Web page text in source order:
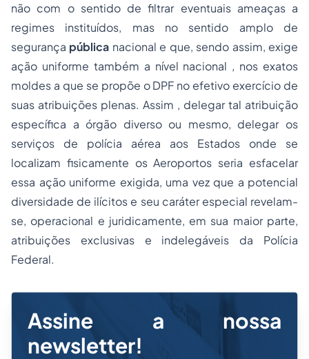
não com o sentido de filtrar eventuais ameaças a
regimes instituídos, mas no sentido amplo de
segurança pública nacional e que, sendo assim, exige
ação uniforme também a nível nacional , nos exatos
moldes a que se propõe o DPF no efetivo exercício de
suas atribuições plenas. Assim , delegar tal atribuição
específica a órgão diverso ou mesmo, delegar os
serviços de polícia aérea aos Estados onde se
localizam fisicamente os Aeroportos seria esfacelar
essa ação uniforme exigida, uma vez que a potencial
diversidade de ilícitos e seu caráter especial revelam-
se, operacional e juridicamente, em sua maior parte,
atribuições exclusivas e indelegáveis da Polícia
Federal.
Assine a nossa
newsletter!